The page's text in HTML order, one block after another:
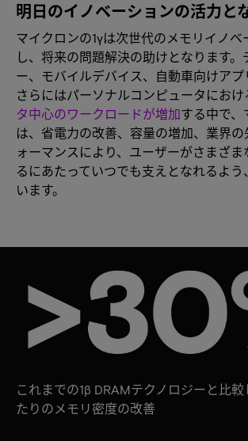
明日のイノベーションの活力と
マイクロンの1γは次世代のメモリイノベ
し、将来の問題解決の助けとなります。
ー、モバイルデバイス、自動車向けアプ
さらにはパーソナルコンピュータにおけ
タ中心のワークロードが増加する中で、
は、省電力の改善、容量の増加、業界の
ォーマンスにより、ユーザーがさまざま
るにあたっていつでも支えとなれるよう
います。
これまでの1β DRAMテクノロジーと比
たりのメモリ密度の改善